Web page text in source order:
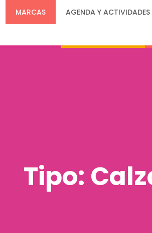
MARCAS AGENDA Y ACTIVIDADES
Tipo: